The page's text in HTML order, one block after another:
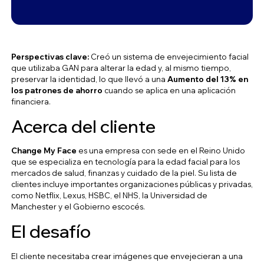
Perspectivas clave:Creó un sistema de envejecimiento facial
que utilizaba GAN para alterar la edad y, al mismo tiempo,
preservar la identidad, lo que llevó a una Aumento del 13% en
los patrones de ahorro cuando se aplica en una aplicación
financiera.
Acerca del cliente
Change My Face es una empresa con sede en el Reino Unido
que se especializa en tecnología para la edad facial para los
mercados de salud, finanzas y cuidado de la piel. Su lista de
clientes incluye importantes organizaciones públicas y privadas,
como Netflix, Lexus, HSBC, el NHS, la Universidad de
Manchester y el Gobierno escocés.
El desafío
El cliente necesitaba crear imágenes que envejecieran a una